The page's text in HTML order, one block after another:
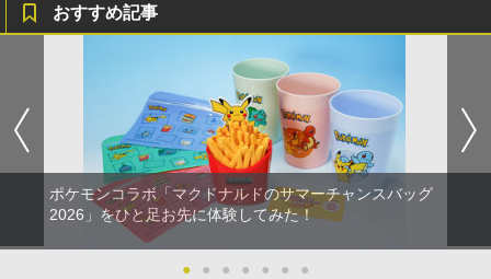
おすすめ記事
ポケモンコラボ「マクドナルドのサマーチャンスバッグ
2026」をひと足お先に体験してみた！
● ● ● ● ● ● ●